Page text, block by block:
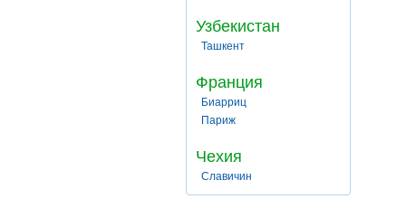
Узбекистан
Ташкент
Франция
Биарриц
Париж
Чехия
Славичин